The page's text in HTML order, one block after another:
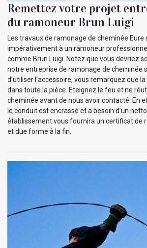
Remettez votre projet
du ramoneur Brun Luigi
Les travaux de ramonage de cheminée Eure
impérativement à un ramoneur
comme Brun Luigi. Notez que vous devriez
notre entreprise de ramonage de cheminée
d’utiliser l’accessoire, vous remarquez que
dans toute la pièce. Eteignez le feu et ne
cheminée avant de nous avoir contacté. En
le conduit est encrassé et a besoin d’un
établissement vous fournira un certificat de
et due forme à la fin.